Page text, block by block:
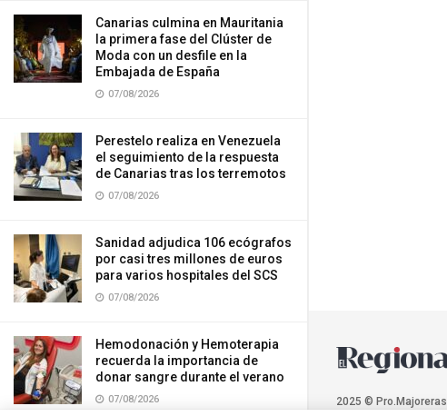
Canarias culmina en Mauritania
la primera fase del Clúster de
Moda con un desfile en la
Embajada de España
07/08/2026
Perestelo realiza en Venezuela
el seguimiento de la respuesta
de Canarias tras los terremotos
07/08/2026
Sanidad adjudica 106 ecógrafos
por casi tres millones de euros
para varios hospitales del SCS
07/08/2026
Hemodonación y Hemoterapia
recuerda la importancia de
donar sangre durante el verano
07/08/2026 2025 © Pro.Majoreras